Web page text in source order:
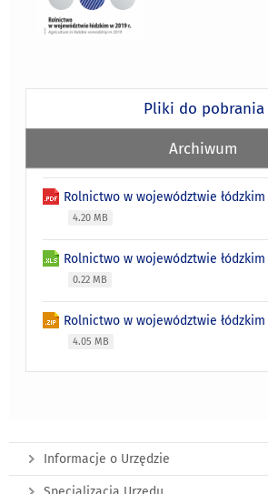
Pliki do pobrania
Archiwum
Rolnictwo w województwie łódzkim
4.20 MB
Rolnictwo w województwie łódzkim
0.22 MB
Rolnictwo w województwie łódzkim
4.05 MB
Informacje o Urzędzie